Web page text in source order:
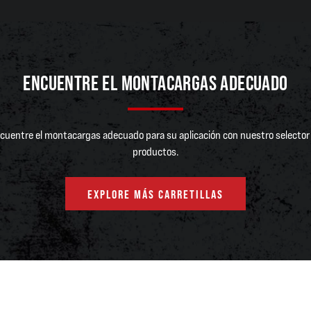
ENCUENTRE EL MONTACARGAS ADECUADO
el montacargas adecuado para su aplicación con nuestro selector
productos.
EXPLORE MÁS CARRETILLAS